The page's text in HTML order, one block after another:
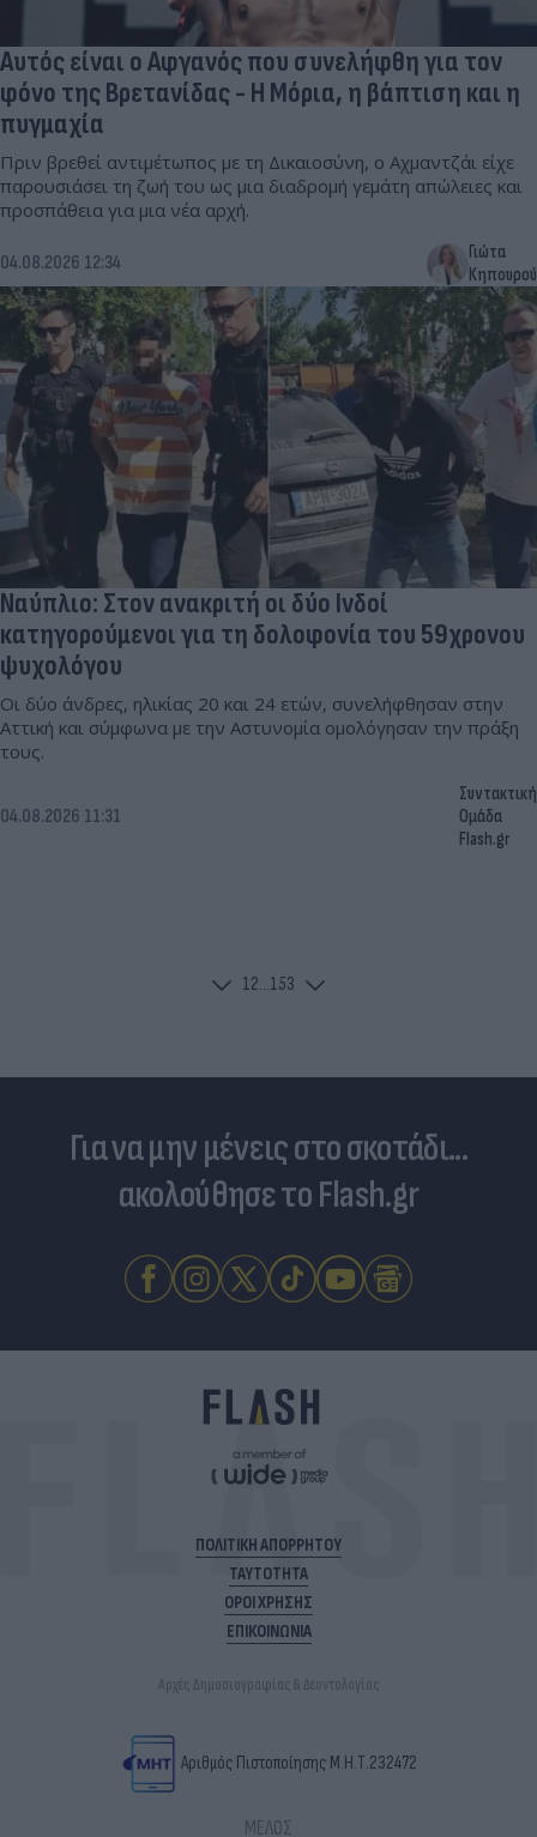
Αυτός είναι ο Αφγανός που συνελήφθη για τον
φόνο της Βρετανίδας - Η Μόρια, η βάπτιση και η
πυγμαχία
Πριν βρεθεί αντιμέτωπος με τη Δικαιοσύνη, ο Αχμαντζάι είχε
παρουσιάσει τη ζωή του ως μια διαδρομή γεμάτη απώλειες και
προσπάθεια για μια νέα αρχή.
04.08.2026 12:34
Γιώτα
Κηπουρού
Ναύπλιο: Στον ανακριτή οι δύο Ινδοί
κατηγορούμενοι για τη δολοφονία του 59χρονου
ψυχολόγου
Οι δύο άνδρες, ηλικίας 20 και 24 ετών, συνελήφθησαν στην
Αττική και σύμφωνα με την Αστυνομία ομολόγησαν την πράξη
τους.
04.08.2026 11:31
Συντακτική
Ομάδα
Flash.gr
12...153
Για να μην μένεις στο σκοτάδι...
ακολούθησε το Flash.gr
ΠΟΛΙΤΙΚΗ ΑΠΟΡΡΗΤΟΥ
ΤΑΥΤΟΤΗΤΑ
ΟΡΟΙ ΧΡΗΣΗΣ
ΕΠΙΚΟΙΝΩΝΙΑ
Αρχές Δημοσιογραφίας & Δεοντολογίας
Αριθμός Πιστοποίησης Μ.Η.Τ.232472
ΜΕΛΟΣ